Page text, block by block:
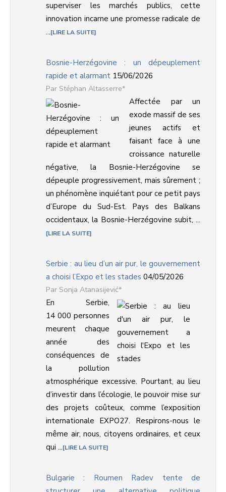
superviser les marchés publics, cette
innovation incarne une promesse radicale de
... LIRE LA SUITE
Bosnie-Herzégovine : un dépeuplement
rapide et alarmant 15/06/2026
Stéphan Altasserre*
Affectée par un
exode massif de ses
jeunes actifs et
faisant face à une
croissance naturelle
négative, la Bosnie-Herzégovine se
dépeuple progressivement, mais sûrement ;
un phénomène inquiétant pour ce petit pays
d’Europe du Sud-Est. Pays des Balkans
occidentaux, la Bosnie-Herzégovine subit, ...
LIRE LA SUITE
Serbie : au lieu d’un air pur, le gouvernement
a choisi l’Expo et les stades 04/05/2026
Sonja Atanasijević*
En Serbie,
14 000 personnes
meurent chaque
année des
conséquences de
la pollution
atmosphérique excessive. Pourtant, au lieu
d’investir dans l’écologie, le pouvoir mise sur
des projets coûteux, comme l’exposition
internationale EXPO27. Respirons-nous le
même air, nous, citoyens ordinaires, et ceux
qui ... LIRE LA SUITE
Bulgarie : Roumen Radev tente de